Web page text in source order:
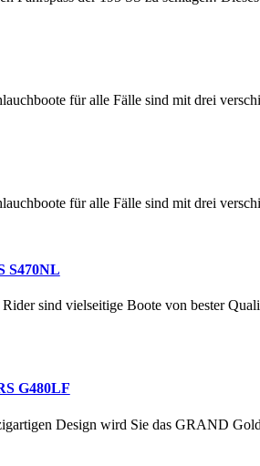
für alle Fälle sind mit drei
für alle Fälle sind mit drei
S470NL
sind vielseitige Boote von bester
G480LF
Design wird Sie das GRAND